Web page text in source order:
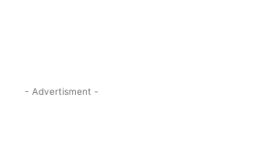
- Advertisment -